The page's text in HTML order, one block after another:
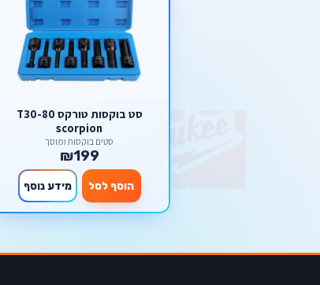
סט בוקסות טורקס T30-80
scorpion
סטים בוקסות ומוסך
₪199
הוסף לסל מידע נוסף